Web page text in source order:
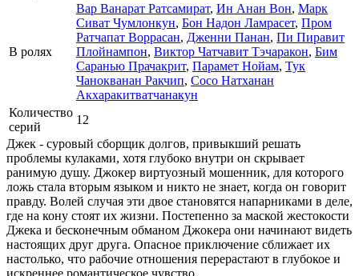
В ролях
Вар Ванарат Ратсамират, Ин Анан Вон, Марк
Сиват Чумлонкун, Бон Надон Ламрасет, Пром
Ратчапат Воррасан, Дженни Панан, Пи Пиравит
Плойнампон, Виктор Чатчавит Тэчаракон, Бим
Саранью Прачакрит, Парамет Нойам, Тук
Чанокванан Ракчип, Сосо Натханан
Акхаракитватчанакун
Количество
серий
12
Джек - суровый сборщик долгов, привыкший решать
проблемы кулаками, хотя глубоко внутри он скрывает
ранимую душу. Джокер виртуозный мошенник, для которого
ложь стала вторым языком и никто не знает, когда он говорит
правду. Волей случая эти двое становятся напарниками в деле,
где на кону стоят их жизни. Постепенно за маской жестокости
Джека и бесконечным обманом Джокера они начинают видеть
настоящих друг друга. Опасное приключение сближает их
настолько, что рабочие отношения перерастают в глубокое и
искреннее романтическое чувство.